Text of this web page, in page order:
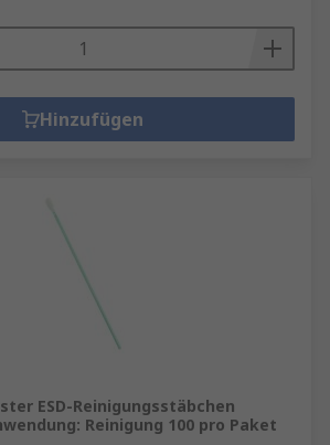
Hinzufügen
ESD-Reinigungsstäbchen
Reinigung 100 pro Paket